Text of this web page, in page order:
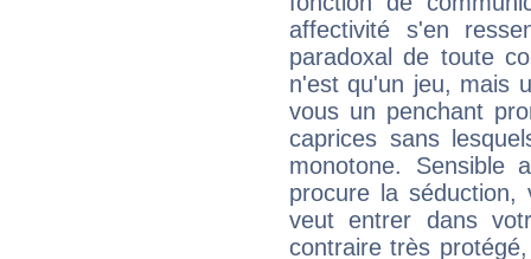
affectivité s'en
paradoxal de toute
n'est qu'un jeu, mais
vous un penchant
caprices sans
monotone. Sensible
procure la séduction,
veut entrer dans
contraire très